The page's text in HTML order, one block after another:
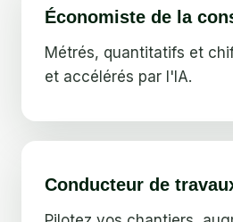
Économiste de la
Métrés, quantitatifs et
et accélérés par l'IA.
Conducteur de